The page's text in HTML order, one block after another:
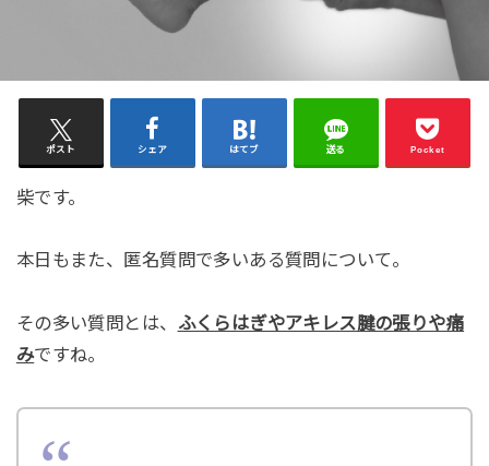
ポスト シェア はてブ 送る Pocket
柴です。
本日もまた、匿名質問で多いある質問について。
その多い質問とは、 ふくらはぎやアキレス腱の張りや痛
みですね。